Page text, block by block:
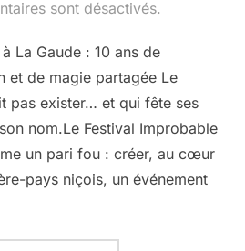
le
sont désactivés.
La Gaude : 10 ans de
et de magie partagée Le
pas exister… et qui fête ses
nom.Le Festival Improbable
un pari fou : créer, au cœur
pays niçois, un événement